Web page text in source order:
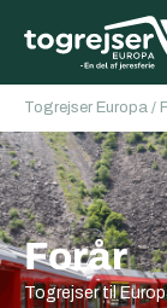
Togrejser Europa /
Forår
Togrejser til